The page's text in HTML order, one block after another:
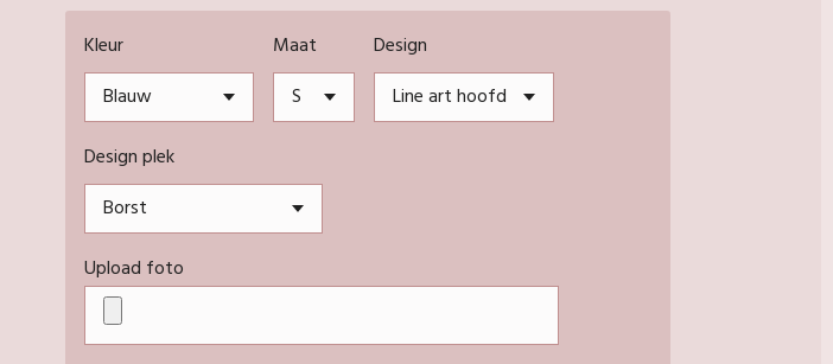
Kleur Maat Design
Design plek
Upload foto